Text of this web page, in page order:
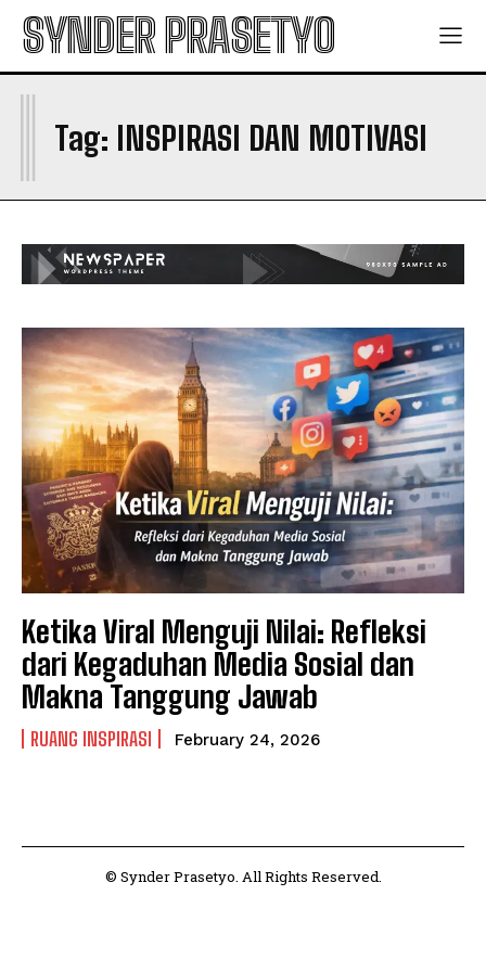
SYNDER PRASETYO
Tag: INSPIRASI DAN MOTIVASI
I
Ketika Viral Menguji Nilai: Refleksi
dari Kegaduhan Media Sosial dan
Makna Tanggung Jawab
RUANG INSPIRASI February 24, 2026
© Synder Prasetyo. All Rights Reserved.